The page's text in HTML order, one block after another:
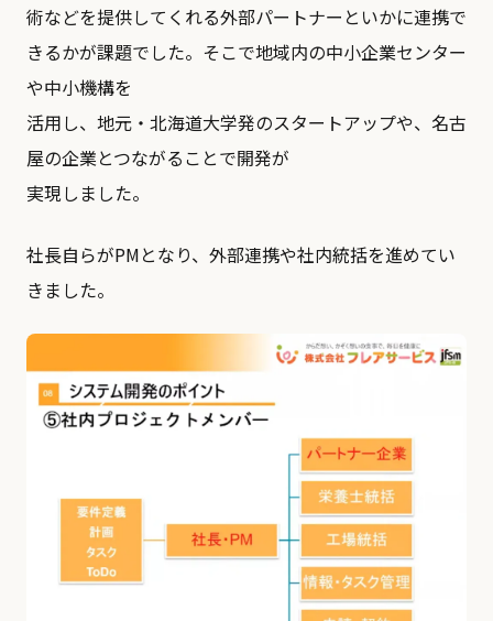
術などを提供してくれる外部パートナーといかに連携で
きるかが課題でした。そこで地域内の中小企業センター
や中小機構を
活用し、地元・北海道大学発のスタートアップや、名古
屋の企業とつながることで開発が
実現しました。
社長自らがPMとなり、外部連携や社内統括を進めてい
きました。